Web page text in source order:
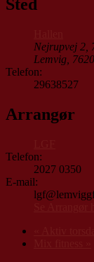
Sted
Nejrupvej 2,
Lemvig 7620
Telefon:
29638527
Arrangør
Telefon:
2027 0350
E-mail: